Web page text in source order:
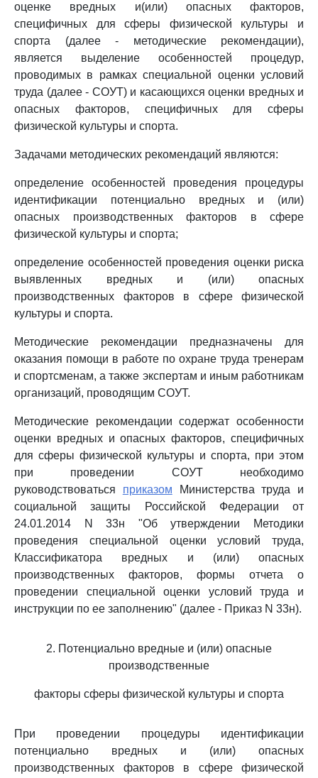
оценке вредных и(или) опасных факторов,
специфичных для сферы физической культуры и
спорта (далее - методические рекомендации),
является выделение особенностей процедур,
проводимых в рамках специальной оценки условий
труда (далее - СОУТ) и касающихся оценки вредных и
опасных факторов, специфичных для сферы
физической культуры и спорта.
Задачами методических рекомендаций являются:
определение особенностей проведения процедуры
идентификации потенциально вредных и (или)
опасных производственных факторов в сфере
физической культуры и спорта;
определение особенностей проведения оценки риска
выявленных вредных и (или) опасных
производственных факторов в сфере физической
культуры и спорта.
Методические рекомендации предназначены для
оказания помощи в работе по охране труда тренерам
и спортсменам, а также экспертам и иным работникам
организаций, проводящим СОУТ.
Методические рекомендации содержат особенности
оценки вредных и опасных факторов, специфичных
для сферы физической культуры и спорта, при этом
при проведении СОУТ необходимо
руководствоваться приказом Министерства труда и
социальной защиты Российской Федерации от
24.01.2014 N 33н "Об утверждении Методики
проведения специальной оценки условий труда,
Классификатора вредных и (или) опасных
производственных факторов, формы отчета о
проведении специальной оценки условий труда и
инструкции по ее заполнению" (далее - Приказ N 33н).
2. Потенциально вредные и (или) опасные
производственные
факторы сферы физической культуры и спорта
При проведении процедуры идентификации
потенциально вредных и (или) опасных
производственных факторов в сфере физической